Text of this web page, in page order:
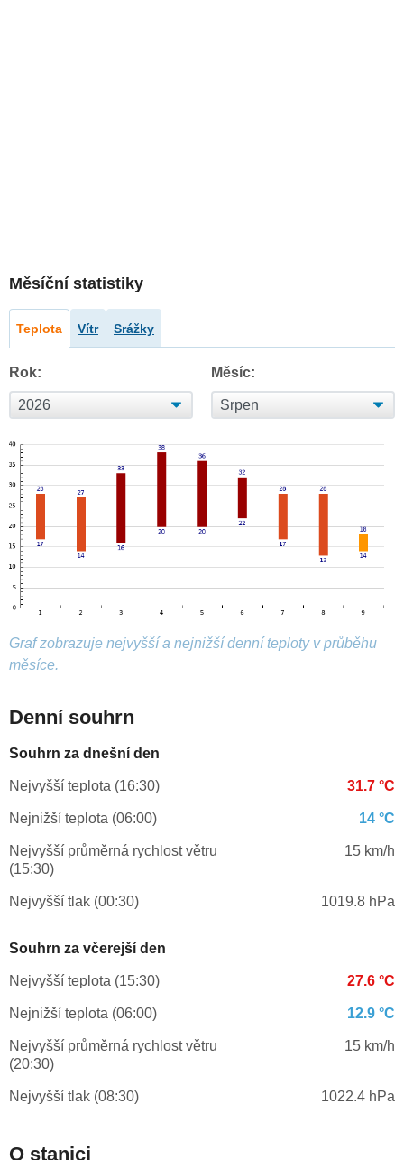
Měsíční statistiky
Teplota Vítr Srážky
Rok: Měsíc:
Graf zobrazuje nejvyšší a nejnižší denní teploty v průběhu
měsíce.
Denní souhrn
Souhrn za dnešní den
Nejvyšší teplota (16:30) 31.7 °C
Nejnižší teplota (06:00) 14 °C
Nejvyšší průměrná rychlost větru
(15:30)
15 km/h
Nejvyšší tlak (00:30) 1019.8 hPa
Souhrn za včerejší den
Nejvyšší teplota (15:30) 27.6 °C
Nejnižší teplota (06:00) 12.9 °C
Nejvyšší průměrná rychlost větru
(20:30)
15 km/h
Nejvyšší tlak (08:30) 1022.4 hPa
O stanici